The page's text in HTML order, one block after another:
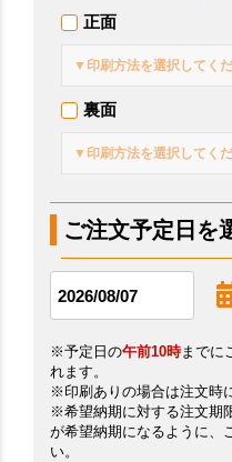
正面
▼印刷方法を選択してく
裏面
▼印刷方法を選択してく
ご注文予定日を
※予定日の午前10時までに
れます。
※印刷ありの場合は注文時
※希望納期に対する注文期
が希望納期になるように、
い。